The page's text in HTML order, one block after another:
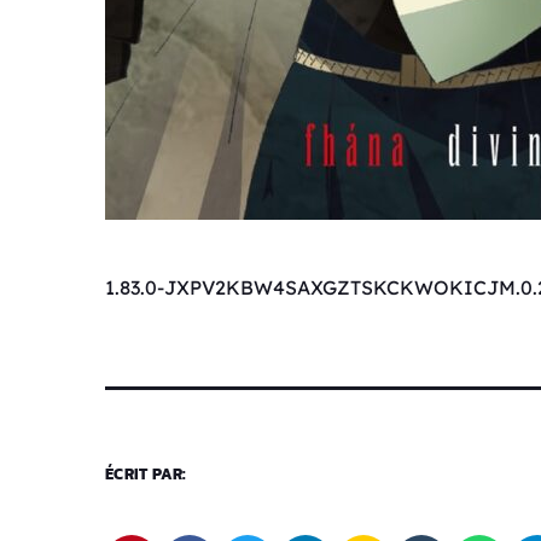
1.83.0-
ÉCRIT PAR: